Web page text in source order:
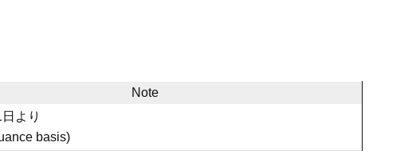
Note
より
basis)